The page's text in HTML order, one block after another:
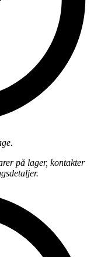
på lager, kontakter